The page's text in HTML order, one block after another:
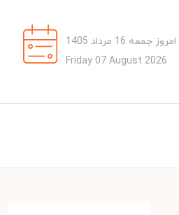
امروز جمعه 16 مرداد 1405
Friday 07 August 2026